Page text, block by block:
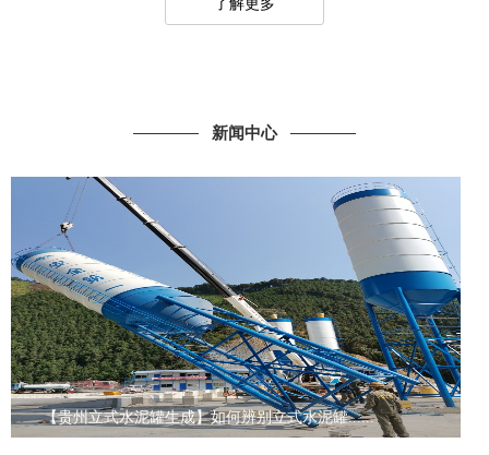
新闻中心
【贵州立式水泥罐生成】如何辨别立式水泥罐......